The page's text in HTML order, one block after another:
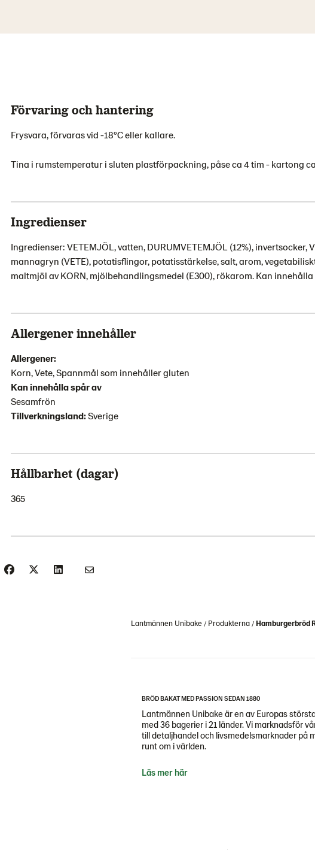
Förvaring och hantering
Frysvara, förvaras vid -18ºC eller kallare.
Tina i rumstemperatur i sluten plastförpackning, påse ca 4 tim - kartong
Ingredienser
Ingredienser: VETEMJÖL, vatten, DURUMVETEMJÖL (12%), invertsocker,
mannagryn (VETE), potatisflingor, potatisstärkelse, salt, arom,
maltmjöl av KORN, mjölbehandlingsmedel (E300), rökarom. Kan
Allergener innehåller
Allergener:
Korn, Vete, Spannmål som innehåller gluten
Kan innehålla spår av
Sesamfrön
Tillverkningsland:Sverige
Hållbarhet (dagar)
365
Lantmännen Unibake Produkterna Hamburgerbröd
BRÖD BAKAT MED PASSION SEDAN 1880
Lantmännen Unibake är en av Europas
med 36 bagerier i 21 länder. Vi marknadsför
till detaljhandel och livsmedelsmarknader på
runt om i världen.
Läs mer här